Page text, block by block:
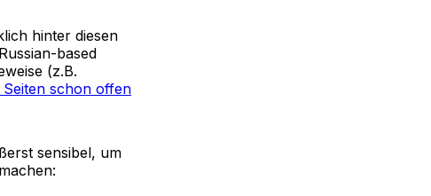
hinter diesen
based
(z.B.
schon offen
sensibel, um